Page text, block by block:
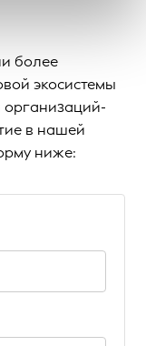
чтобы
более
экосистемы
организаций-
в нашей
ниже: